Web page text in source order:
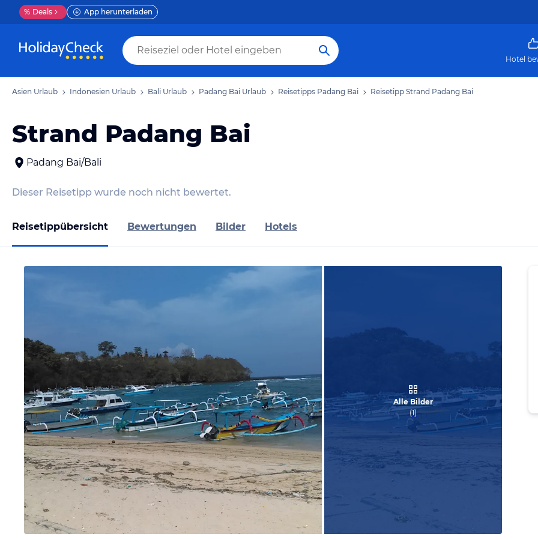
% Deals App herunterladen
Hotel
Asien Urlaub Indonesien Urlaub Bali Urlaub Padang Bai Urlaub Reisetipps Padang Bai Reisetipp Strand Padang Bai
Strand Padang Bai
Padang Bai/Bali
Dieser Reisetipp wurde noch nicht bewertet.
Reisetippübersicht Bewertungen Bilder Hotels
Alle Bilder
(1)